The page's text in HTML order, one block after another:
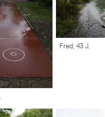
Fred, 43 J.